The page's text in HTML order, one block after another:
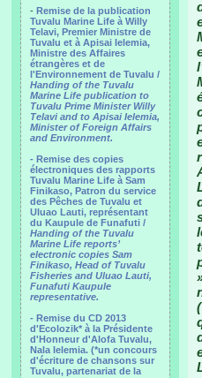
- Remise de la publication
Tuvalu Marine Life à Willy
Telavi, Premier Ministre de
Tuvalu et à Apisai Ielemia,
Ministre des Affaires
étrangères et de
l'Environnement de Tuvalu /
Handing of the Tuvalu
Marine Life publication to
Tuvalu Prime Minister Willy
Telavi and to Apisai Ielemia,
Minister of Foreign Affairs
and Environment.
- Remise des copies
électroniques des rapports
Tuvalu Marine Life à Sam
Finikaso, Patron du service
des Pêches de Tuvalu et
Uluao Lauti, représentant
du Kaupule de Funafuti /
Handing of the Tuvalu
Marine Life reports’
electronic copies Sam
Finikaso, Head of Tuvalu
Fisheries and Uluao Lauti,
Funafuti Kaupule
representative.
- Remise du CD 2013
d'Ecolozik* à la Présidente
d'Honneur d'Alofa Tuvalu,
Nala Ielemia. (*un concours
d'écriture de chansons sur
Tuvalu, partenariat de la